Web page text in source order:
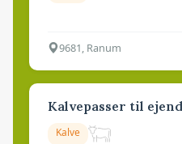
9681, Ranum
Kalvepasser til
Kalve